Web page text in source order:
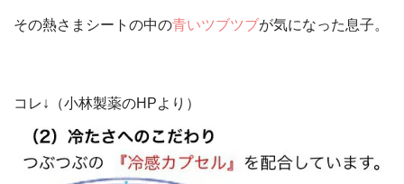
その熱さまシートの中の青いツブツブが気になった息子。
コレ↓（小林製薬のHPより）